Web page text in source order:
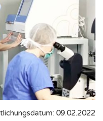
09.02.2022